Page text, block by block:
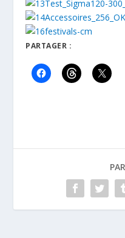
PARTAGER :